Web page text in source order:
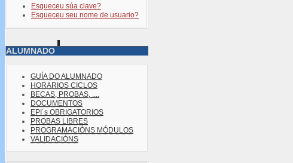
Esqueceu súa clave?
Esqueceu seu nome de usuario?
ALUMNADO
GUÍA DO ALUMNADO
HORARIOS CICLOS
BECAS, PROBAS, ....
DOCUMENTOS
EPI´s OBRIGATORIOS
PROBAS LIBRES
PROGRAMACIÓNS MÓDULOS
VALIDACIÓNS